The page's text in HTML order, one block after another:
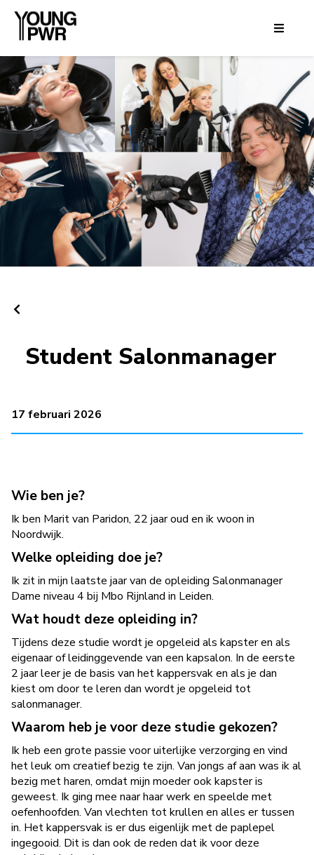
Student Salonmanager
17 februari 2026
Wie ben je?
Ik ben Marit van Paridon, 22 jaar oud en ik woon in
Noordwijk.
Welke opleiding doe je?
Ik zit in mijn laatste jaar van de opleiding Salonmanager
Dame niveau 4 bij Mbo Rijnland in Leiden.
Wat houdt deze opleiding in?
Tijdens deze studie wordt je opgeleid als kapster en als
eigenaar of leidinggevende van een kapsalon. In de eerste
2 jaar leer je de basis van het kappersvak en als je dan
kiest om door te leren dan wordt je opgeleid tot
salonmanager.
Waarom heb je voor deze studie gekozen?
Ik heb een grote passie voor uiterlijke verzorging en vind
het leuk om creatief bezig te zijn. Van jongs af aan was ik al
bezig met haren, omdat mijn moeder ook kapster is
geweest. Ik ging mee naar haar werk en speelde met
oefenhoofden. Van vlechten tot krullen en alles er tussen
in. Het kappersvak is er dus eigenlijk met de paplepel
ingegooid. Dit is dan ook de reden dat ik voor deze